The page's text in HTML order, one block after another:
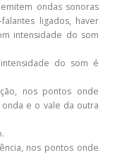
ondas sonoras
ligados, haver
intensidade do som
do som é
nos pontos onde
e o vale da outra
nos pontos onde